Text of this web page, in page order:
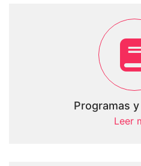
Programas
Leer